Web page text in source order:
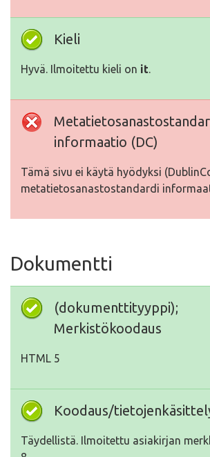
Kieli
Hyvä. Ilmoitettu kieli on it.
informaatio (DC)
Tämä sivu ei käytä hyödyksi
metatietosanastostandardi
Dokumentti
(dokumenttityyppi);
Merkistökoodaus
HTML 5
Koodaus/
Täydellistä. Ilmoitettu asiakirjan